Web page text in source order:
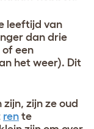
leeftijd van
dan drie
of een
het weer). Dit
zijn ze oud
ren te